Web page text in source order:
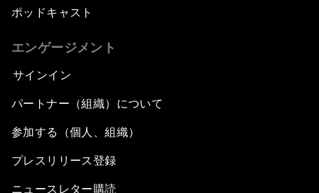
ポッドキャスト
エンゲージメント
サインイン
パートナー（組織）について
参加する（個人、組織）
プレスリリース登録
ニュースレター購読